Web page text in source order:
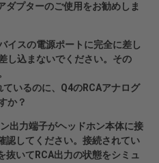
ダプターのご使用をお勧めしま
イスの電源ポートに完全に差し
し込まないでください。その
いるのに、Q4のRCAアナログ
か？
出力端子がヘッドホン本体に接
認してください。接続されてい
抜いてRCA出力の状態をシミュ